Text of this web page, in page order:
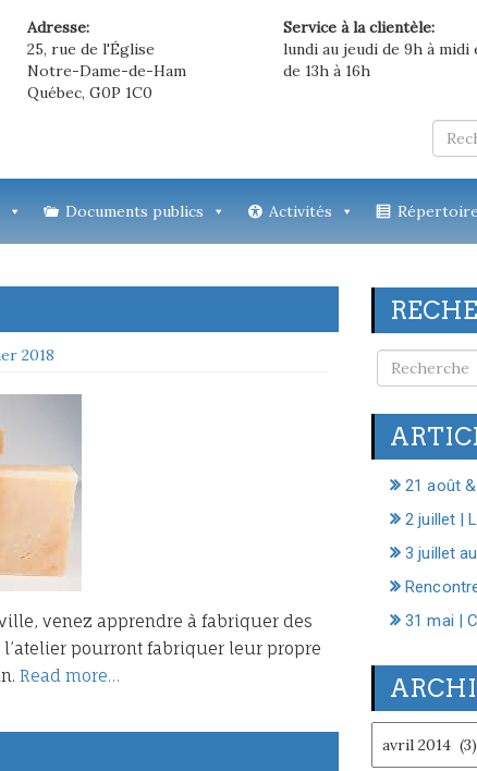
Adresse:
25, rue de l'Église
Notre-Dame-de-Ham
Québec, G0P 1C0
Service à la clientèle:
lundi au jeudi de 9h à midi
de 13h à 16h
Documents publics Activités
2018
venez apprendre à fabriquer des
l’atelier pourront fabriquer leur propre
Read more…
21 août
2 juillet |
3 juillet
31 mai |